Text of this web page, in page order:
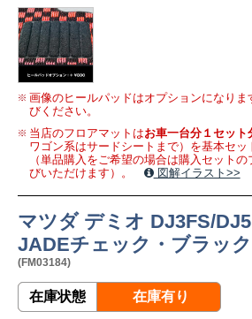
画像のヒールパッドはオプションになり
びください。
当店のフロアマットはお車一台分１セット
ワゴン系はサードシートまで）を基本セ
（単品購入をご希望の場合は購入セット
びいただけます）。
図解イラスト>>
マツダ デミオ DJ3FS/
JADEチェック・ブラッ
(FM03184)
在庫状態 在庫有り